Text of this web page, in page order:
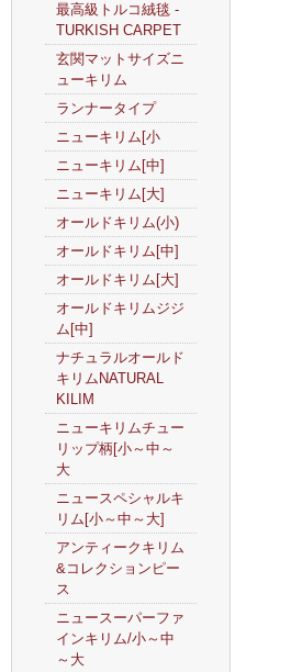
最高級トルコ絨毯 -
TURKISH CARPET
玄関マットサイズニ
ューキリム
ランナータイプ
ニューキリム[小
ニューキリム[中]
ニューキリム[大]
オールドキリム(小)
オールドキリム[中]
オールドキリム[大]
オールドキリムジジ
ム[中]
ナチュラルオールド
キリムNATURAL
KILIM
ニューキリムチュー
リップ柄[小～中～
大
ニュースペシャルキ
リム[小～中～大]
アンティークキリム
&コレクションピー
ス
ニュースーパーファ
インキリム/小～中
～大